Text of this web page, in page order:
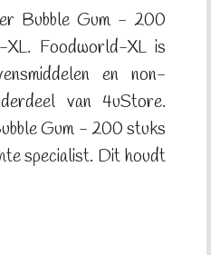
Bubble Gum - 200
Foodworld-XL is
en non-
van 4uStore.
Gum - 200 stuks
specialist. Dit houdt